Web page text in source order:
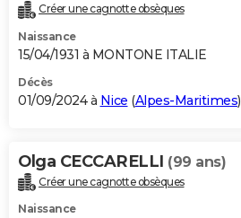
Créer une cagnotte obsèques
Naissance
15/04/1931 à MONTONE ITALIE
Décès
01/09/2024 à Nice (Alpes-Maritimes)
Olga CECCARELLI (99 ans)
Créer une cagnotte obsèques
Naissance